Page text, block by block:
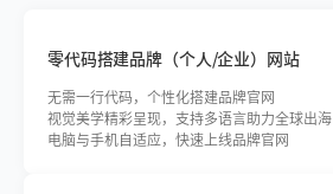
EST. CHINA · GLOBAL
WAD
零代码搭建品牌（个人/企业）网站
无需一行代码，个性化搭建品牌官网
视觉美学精彩呈现，支持多语言助力全球出海
电脑与手机自适应，快速上线品牌官网